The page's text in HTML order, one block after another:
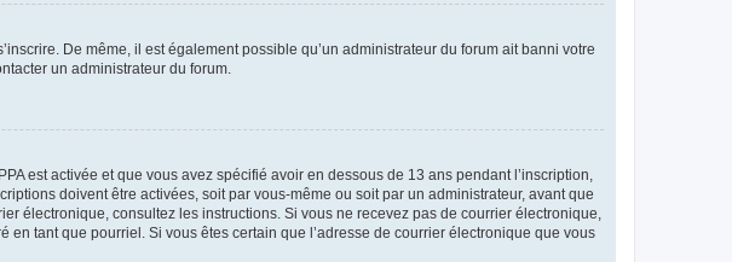
De même, il est également possible qu’un administrateur du forum ait banni votre
un administrateur du forum.
est activée et que vous avez spécifié avoir en dessous de 13 ans pendant l’inscription,
doivent être activées, soit par vous-même ou soit par un administrateur, avant que
électronique, consultez les instructions. Si vous ne recevez pas de courrier électronique,
tant que pourriel. Si vous êtes certain que l’adresse de courrier électronique que vous